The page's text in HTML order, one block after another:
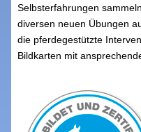
Selbsterfahrungen
diversen neuen Übungen
die pferdegestützte
Bildkarten mit